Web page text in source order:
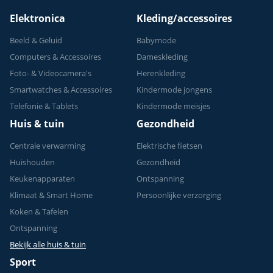
Elektronica
Beeld & Geluid
Computers & Accessoires
Foto- & Videocamera's
Smartwatches & Accessoires
Telefonie & Tablets
Kleding/accessoires
Babymode
Dameskleding
Herenkleding
Kindermode jongens
Kindermode meisjes
Huis & tuin
Centrale verwarming
Huishouden
Keukenapparaten
Klimaat & Smart Home
Koken & Tafelen
Ontspanning
Bekijk alle huis & tuin
Gezondheid
Elektrische fietsen
Gezondheid
Ontspanning
Persoonlijke verzorging
Sport